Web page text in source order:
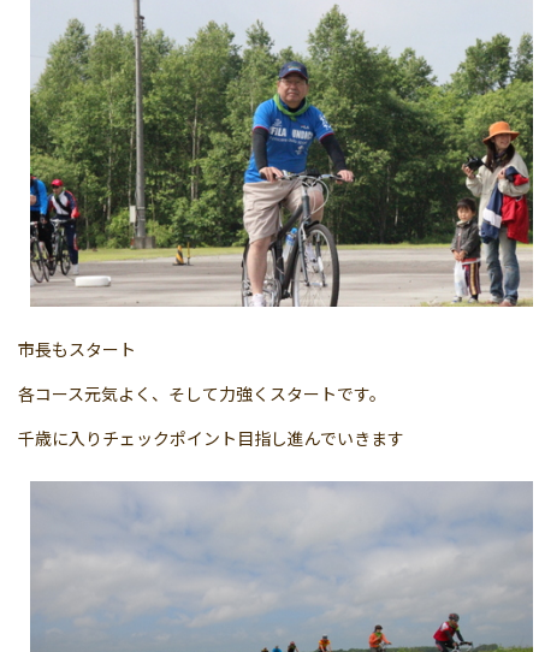
市長もスタート
各コース元気よく、そして力強くスタートです。
千歳に入りチェックポイント目指し進んでいきます